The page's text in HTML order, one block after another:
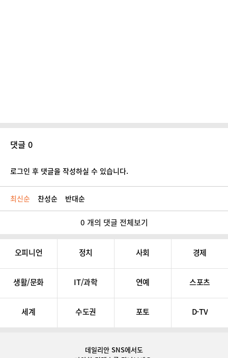
댓글 0
로그인 후 댓글을 작성하실 수 있습니다.
최신순 찬성순 반대순
0 개의 댓글 전체보기
오피니언 정치 사회 경제
생활/문화 IT/과학 연예 스포츠
세계 수도권 포토 D-TV
데일리안 SNS에서도